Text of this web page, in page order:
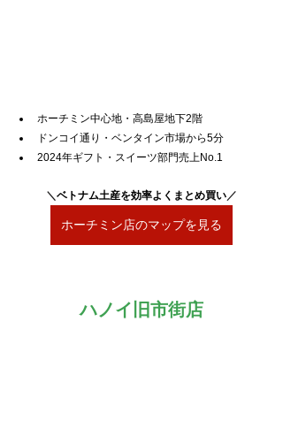
ホーチミン中心地・高島屋地下2階
ドンコイ通り・ベンタイン市場から5分
2024年ギフト・スイーツ部門売上No.1
＼ ベトナム土産を効率よくまとめ買い ／
ホーチミン店のマップを見る
ハノイ旧市街店